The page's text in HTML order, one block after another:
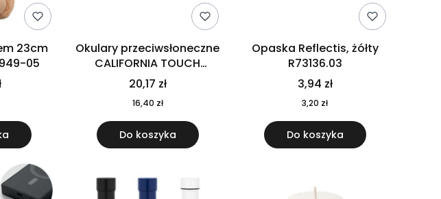
23cm
05
Okulary przeciwsłoneczne
CALIFORNIA TOUCH
MO9617-10
20,17 zł
16,40 zł
Do koszyka
Opaska Reflectis, żółty
R73136.03
3,94 zł
3,20 zł
Do koszyka